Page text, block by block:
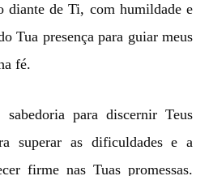
diante de Ti, com humildade e
Tua presença para guiar meus
fé.
sabedoria para discernir Teus
superar as dificuldades e a
firme nas Tuas promessas.